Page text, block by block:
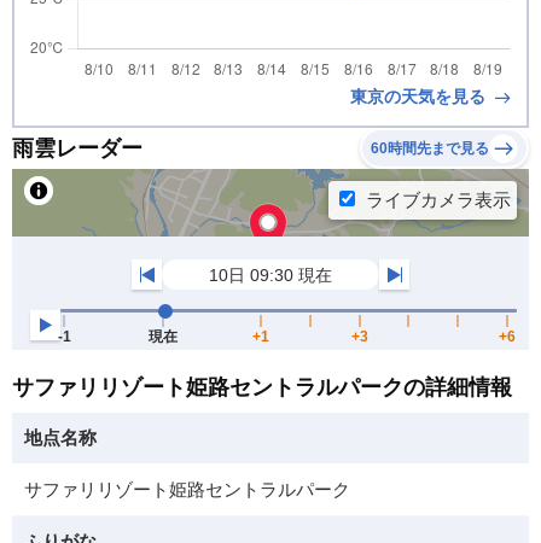
東京の天気を見る
雨雲レーダー 60時間先まで見る
サファリリゾート姫路セントラルパークの詳細情報
地点名称
サファリリゾート姫路セントラルパーク